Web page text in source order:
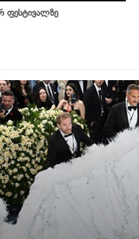
ფესტივალზე